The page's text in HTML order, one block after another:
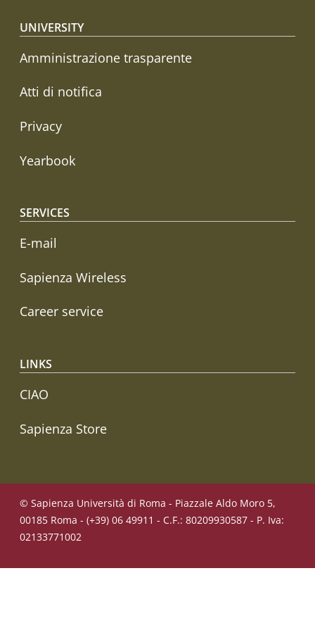
Footer menu
UNIVERSITY
Amministrazione trasparente
Atti di notifica
Privacy
Yearbook
SERVICES
E-mail
Sapienza Wireless
Career service
LINKS
CIAO
Sapienza Store
© Sapienza Università di Roma - Piazzale Aldo Moro 5,
00185 Roma - (+39) 06 49911 - C.F.: 80209930587 - P. Iva:
02133771002